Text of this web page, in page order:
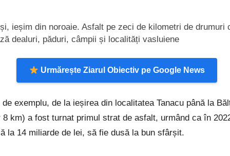
ieșim din noroaie. Asfalt pe zeci de kilometri de drumuri
dealuri, păduri, câmpii și localități vasluiene
Urmărește Ziarul Obiectiv pe Google News
exemplu, de la ieșirea din localitatea Tanacu până la
8 km) a fost turnat primul strat de asfalt, urmând ca în
la 14 miliarde de lei, să fie dusă la bun sfârșit.